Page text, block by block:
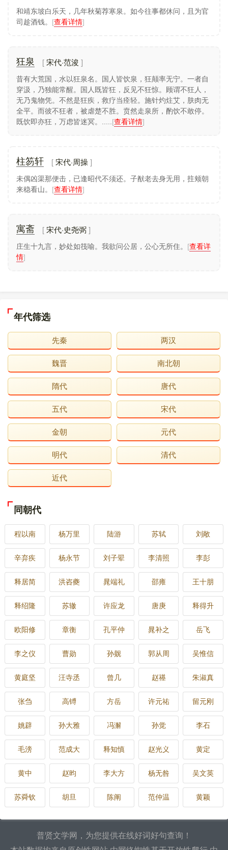
和靖东坡白乐天，几年秋菊荐寒泉。如今往事都休问，且为官
司趁酒钱。 [查看详情]
狂泉 宋代·范浚
昔有大荒国，水以狂泉名。国人皆饮泉，狂颠率无宁。一者自
穿汲，乃独能常醒。国人既皆狂，反见不狂惊。顾谓不狂人，
无乃鬼物凭。不然是狂疾，救疗当痊轻。施针灼炷艾，肤肉无
全平。而彼不狂者，被虐楚不胜。贲然走泉所，酌饮不敢停。
既饮即亦狂，万虑皆迷冥。..... [查看详情]
柱笏轩 宋代·周操
未偶凶渠那便击，已逢昭代不须还。子猷老去身无用，拄颊朝
来稳看山。 [查看详情]
寓斋 宋代·史尧弼
庄生十九言，妙处如筏喻。我欲问公居，公心无所住。 [查看详
情]
年代筛选
先秦 两汉
魏晋 南北朝
隋代 唐代
五代 宋代
金朝 元代
明代 清代
近代
同朝代
程以南 杨万里 陆游 苏轼 刘敞
辛弃疾 杨永节 刘子翚 李清照 李彭
释居简 洪咨夔 晁端礼 邵雍 王十朋
释绍隆 苏辙 许应龙 唐庚 释得升
欧阳修 章衡 孔平仲 晁补之 岳飞
李之仪 曹勋 孙觌 郭从周 吴惟信
黄庭坚 汪寺丞 曾几 赵禥 朱淑真
张刍 高镈 方岳 许元祐 留元刚
姚辟 孙大雅 冯澥 孙觉 李石
毛滂 范成大 释知慎 赵光义 黄定
黄中 赵昀 李大方 杨无咎 吴文英
苏舜钦 胡旦 陈阐 范仲温 黄颖
普贤文学网，为您提供在线好词好句查询！